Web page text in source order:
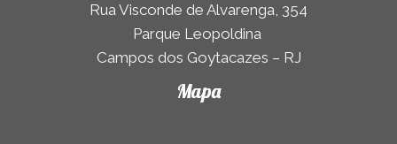
Rua Visconde de Alvarenga, 354
Parque Leopoldina
Campos dos Goytacazes – RJ
Mapa